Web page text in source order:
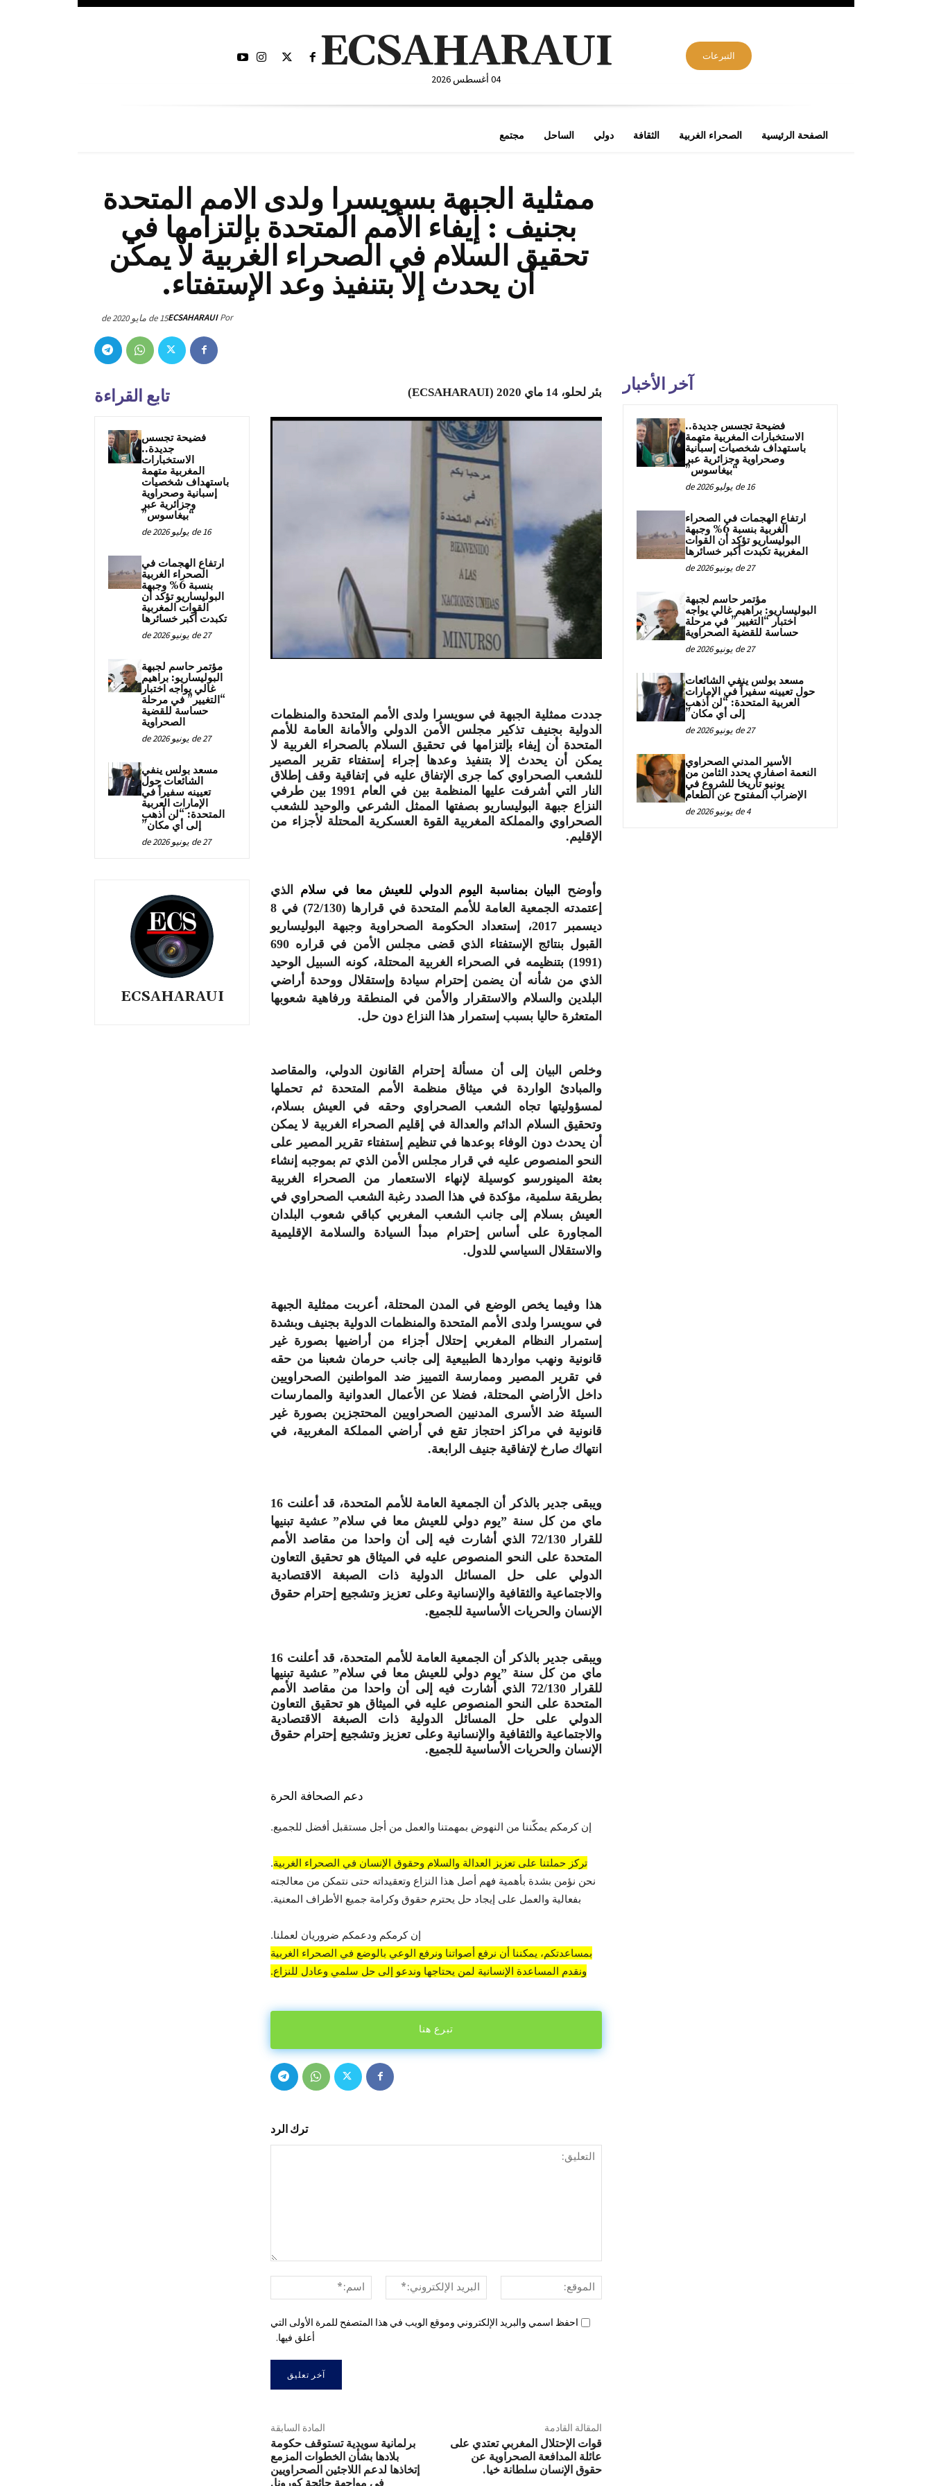
التبرعات ECSAHARAUI
04 أغسطس 2026
الصفحة الرئيسية الصحراء الغربية الثقافة دولي الساحل مجتمع
ممثلية الجبهة بسويسرا ولدى الامم المتحدة
بجنيف : إيفاء الأمم المتحدة بإلتزامها في
تحقيق السلام في الصحراء الغربية لا يمكن
أن يحدث إلا بتنفيذ وعد الإستفتاء.
Por
ECSAHARAUI15 de مايو de 2020
تابع القراءة
فضيحة تجسس
جديدة..
الاستخبارات
المغربية متهمة
باستهداف شخصيات
إسبانية وصحراوية
وجزائرية عبر
“بيغاسوس”
16 de يوليو de 2026
ارتفاع الهجمات في
الصحراء الغربية
بنسبة 6% وجبهة
البوليساريو تؤكد أن
القوات المغربية
تكبدت أكبر خسائرها
27 de يونيو de 2026
مؤتمر حاسم لجبهة
البوليساريو: براهيم
غالي يواجه اختبار
“التغيير” في مرحلة
حساسة للقضية
الصحراوية
27 de يونيو de 2026
مسعد بولس ينفي
الشائعات حول
تعيينه سفيراً في
الإمارات العربية
المتحدة: “لن أذهب
إلى أي مكان”
27 de يونيو de 2026
ECSAHARAUI
بئر لحلو، 14 ماي 2020 (ECSAHARAUI)
جددت ممثلية الجبهة في سويسرا ولدى الأمم المتحدة والمنظمات
الدولية بجنيف تذكير مجلس الأمن الدولي والأمانة العامة للأمم
المتحدة أن إيفاء بإلتزامها في تحقيق السلام بالصحراء الغربية لا
يمكن أن يحدث إلا بتنفيذ وعدها إجراء إستفتاء تقرير المصير
للشعب الصحراوي كما جرى الإتفاق عليه في إتفاقية وقف إطلاق
النار التي أشرفت عليها المنظمة بين في العام 1991 بين طرفي
النزاع جبهة البوليساريو بصفتها الممثل الشرعي والوحيد للشعب
الصحراوي والمملكة المغربية القوة العسكرية المحتلة لأجزاء من
الإقليم.
وأوضح البيان بمناسبة اليوم الدولي للعيش معا في سلام الذي
إعتمدته الجمعية العامة للأمم المتحدة في قرارها (72/130) في 8
ديسمبر 2017، إستعداد الحكومة الصحراوية وجبهة البوليساريو
القبول بنتائج الإستفتاء الذي قضى مجلس الأمن في قراره 690
(1991) بتنظيمه في الصحراء الغربية المحتلة، كونه السبيل الوحيد
الذي من شأنه أن يضمن إحترام سيادة وإستقلال ووحدة أراضي
البلدين والسلام والاستقرار والأمن في المنطقة ورفاهية شعوبها
المتعثرة حاليا بسبب إستمرار هذا النزاع دون حل.
وخلص البيان إلى أن مسألة إحترام القانون الدولي، والمقاصد
والمبادئ الواردة في ميثاق منظمة الأمم المتحدة ثم تحملها
لمسؤوليتها تجاه الشعب الصحراوي وحقه في العيش بسلام،
وتحقيق السلام الدائم والعدالة في إقليم الصحراء الغربية لا يمكن
أن يحدث دون الوفاء بوعدها في تنظيم إستفتاء تقرير المصير على
النحو المنصوص عليه في قرار مجلس الأمن الذي تم بموجبه إنشاء
بعثة المينورسو كوسيلة لإنهاء الاستعمار من الصحراء الغربية
بطريقة سلمية، مؤكدة في هذا الصدد رغبة الشعب الصحراوي في
العيش بسلام إلى جانب الشعب المغربي كباقي شعوب البلدان
المجاورة على أساس إحترام مبدأ السيادة والسلامة الإقليمية
والاستقلال السياسي للدول.
هذا وفيما يخص الوضع في المدن المحتلة، أعربت ممثلية الجبهة
في سويسرا ولدى الأمم المتحدة والمنظمات الدولية بجنيف وبشدة
إستمرار النظام المغربي إحتلال أجزاء من أراضيها بصورة غير
قانونية ونهب مواردها الطبيعية إلى جانب حرمان شعبنا من حقه
في تقرير المصير وممارسة التمييز ضد المواطنين الصحراويين
داخل الأراضي المحتلة، فضلا عن الأعمال العدوانية والممارسات
السيئة ضد الأسرى المدنيين الصحراويين المحتجزين بصورة غير
قانونية في مراكز احتجاز تقع في أراضي المملكة المغربية، في
انتهاك صارخ لإتفاقية جنيف الرابعة.
ويبقى جدير بالذكر أن الجمعية العامة للأمم المتحدة، قد أعلنت 16
ماي من كل سنة ”يوم دولي للعيش معا في سلام” عشية تبنيها
للقرار 72/130 الذي أشارت فيه إلى أن واحدا من مقاصد الأمم
المتحدة على النحو المنصوص عليه في الميثاق هو تحقيق التعاون
الدولي على حل المسائل الدولية ذات الصبغة الاقتصادية
والاجتماعية والثقافية والإنسانية وعلى تعزيز وتشجيع إحترام حقوق
الإنسان والحريات الأساسية للجميع.
ويبقى جدير بالذكر أن الجمعية العامة للأمم المتحدة، قد أعلنت 16
ماي من كل سنة ”يوم دولي للعيش معا في سلام” عشية تبنيها
للقرار 72/130 الذي أشارت فيه إلى أن واحدا من مقاصد الأمم
المتحدة على النحو المنصوص عليه في الميثاق هو تحقيق التعاون
الدولي على حل المسائل الدولية ذات الصبغة الاقتصادية
والاجتماعية والثقافية والإنسانية وعلى تعزيز وتشجيع إحترام حقوق
الإنسان والحريات الأساسية للجميع.
دعم الصحافة الحرة
إن كرمكم يمكّننا من النهوض بمهمتنا والعمل من أجل مستقبل أفضل للجميع.
تركز حملتنا على تعزيز العدالة والسلام وحقوق الإنسان في الصحراء الغربية.
نحن نؤمن بشدة بأهمية فهم أصل هذا النزاع وتعقيداته حتى نتمكن من معالجته
بفعالية والعمل على إيجاد حل يحترم حقوق وكرامة جميع الأطراف المعنية.
إن كرمكم ودعمكم ضروريان لعملنا.
بمساعدتكم، يمكننا أن نرفع أصواتنا ونرفع الوعي بالوضع في الصحراء الغربية
ونقدم المساعدة الإنسانية لمن يحتاجها وندعو إلى حل سلمي وعادل للنزاع.
تبرع هنا
ترك الرد
الإلكتروني:*
الموقع:
احفظ اسمي والبريد الإلكتروني وموقع الويب في هذا المتصفح للمرة الأولى التي
أعلق فيها.
المادة السابقة
برلمانية سويدية تستوقف حكومة
بلادها بشأن الخطوات المزمع
إتخاذها لدعم اللاجئين الصحراويين
المقالة القادمة
قوات الإحتلال المغربي تعتدي على
عائلة المدافعة الصحراوية عن
حقوق الإنسان سلطانة خيا.
آخر الأخبار
فضيحة تجسس جديدة..
الاستخبارات المغربية متهمة
باستهداف شخصيات إسبانية
وصحراوية وجزائرية عبر
“بيغاسوس”
16 de يوليو de 2026
ارتفاع الهجمات في الصحراء
الغربية بنسبة 6% وجبهة
البوليساريو تؤكد أن القوات
المغربية تكبدت أكبر خسائرها
27 de يونيو de 2026
مؤتمر حاسم لجبهة
البوليساريو: براهيم غالي يواجه
اختبار “التغيير” في مرحلة
حساسة للقضية الصحراوية
27 de يونيو de 2026
مسعد بولس ينفي الشائعات
حول تعيينه سفيراً في الإمارات
العربية المتحدة: “لن أذهب
إلى أي مكان”
27 de يونيو de 2026
الأسير المدني الصحراوي
النعمة اصفاري يحدد الثامن من
يونيو تاريخا للشروع في
الإضراب المفتوح عن الطعام
4 de يونيو de 2026